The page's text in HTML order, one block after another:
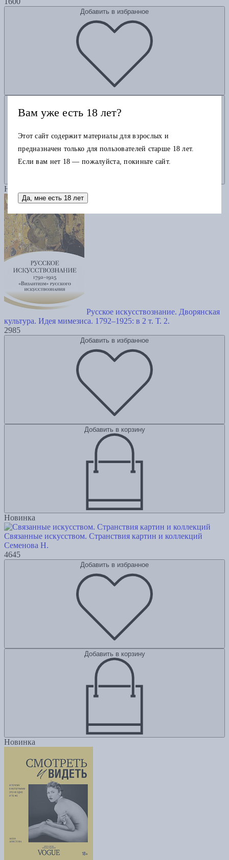
Добавить в избранное
Новинка
Русское искусствознание. Дворянская
культура. Идея мимезиса. 1792–1925: в 2 т. Т. 2.
2985
Добавить в избранное
Добавить в корзину
Новинка
Связанные искусством. Странствия картин и коллекций
Семенова Н.
4645
Добавить в избранное
Добавить в корзину
Новинка
Вам уже есть 18 лет?
Этот сайт содержит материалы для взрослых и
предназначен только для пользователей старше 18 лет.
Если вам нет 18 — пожалуйста, покиньте сайт.
Да, мне есть 18 лет